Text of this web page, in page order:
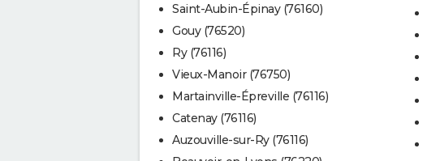
Saint-Aubin-Épinay (76160)
Gouy (76520)
Ry (76116)
Vieux-Manoir (76750)
Martainville-Épreville (76116)
Catenay (76116)
Auzouville-sur-Ry (76116)